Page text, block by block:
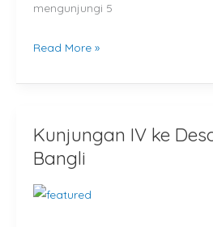
mengunjungi 5
Read More »
Kunjungan IV ke
Bangli
Kunjungan
IV
Desa